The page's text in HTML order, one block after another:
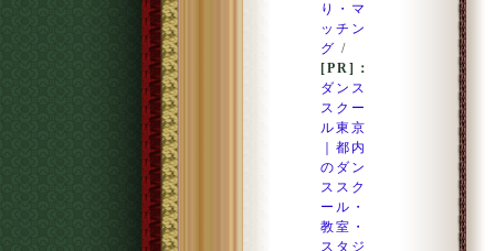
り・マ
ッチン
グ /
[PR]：
ダンス
スクー
ル東京
｜都内
のダン
ススク
ール・
教室・
スタジ